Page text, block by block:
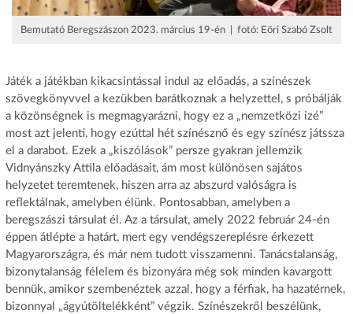
Bemutató Beregszászon 2023. március 19-én | fotó: Eöri Szabó Zsolt
Játék a játékban kikacsintással indul az előadás, a színészek
szövegkönyvvel a kezükben barátkoznak a helyzettel, s próbálják
a közönségnek is megmagyarázni, hogy ez a „nemzetközi izé”
most azt jelenti, hogy ezúttal hét színésznő és egy színész játssza
el a darabot. Ezek a „kiszólások” persze gyakran jellemzik
Vidnyánszky Attila előadásait, ám most különösen sajátos
helyzetet teremtenek, hiszen arra az abszurd valóságra is
reflektálnak, amelyben élünk. Pontosabban, amelyben a
beregszászi társulat él. Az a társulat, amely 2022 február 24-én
éppen átlépte a határt, mert egy vendégszereplésre érkezett
Magyarországra, és már nem tudott visszamenni. Tanácstalanság,
bizonytalanság félelem és bizonyára még sok minden kavargott
bennük, amikor szembenéztek azzal, hogy a férfiak, ha hazatérnek,
bizonnyal „ágyútöltelékként” végzik. Színészekről beszélünk,